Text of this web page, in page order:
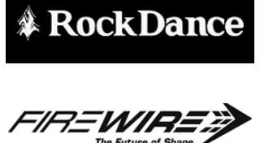
上條将美